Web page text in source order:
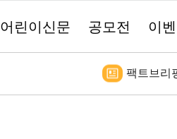
어린이신문 공모전 이
팩트브리